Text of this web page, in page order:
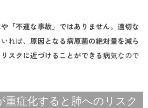
「不運な事故」ではありません。適切な
れば、 原因となる病原菌の絶対量を減ら
スクに近づけることができる病気なので
重症化すると肺へのリスク